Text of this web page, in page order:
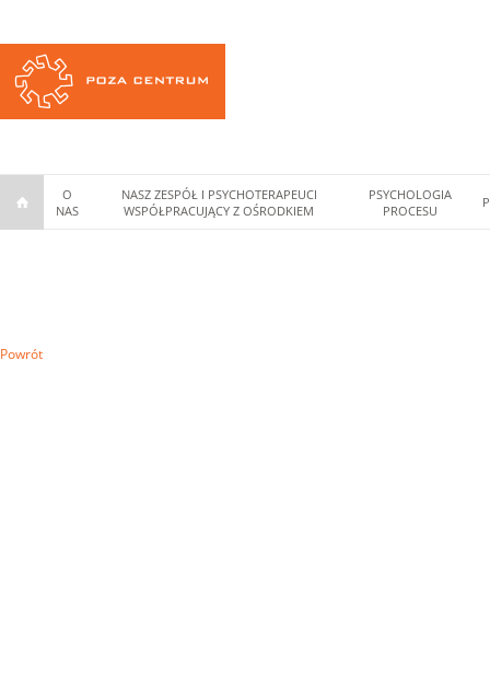
O
NAS
NASZ ZESPÓŁ I PSYCHOTERAPEUCI
WSPÓŁPRACUJĄCY Z OŚRODKIEM
PSYCHOLOGIA
PROCESU
Powrót